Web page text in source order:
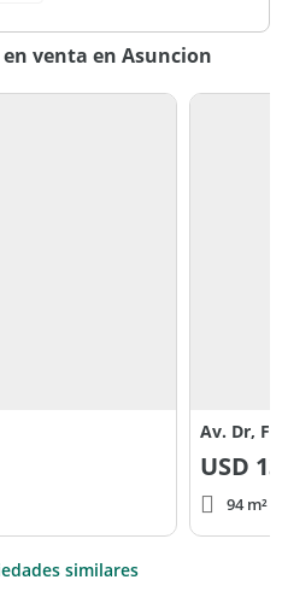
venta en Asuncion
Av. Dr,
USD
94 m²
similares